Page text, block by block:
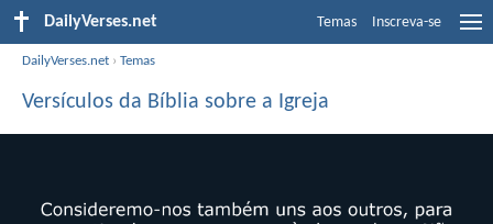
DailyVerses.net Temas Inscreva-se
DailyVerses.net ›Temas
Versículos da Bíblia sobre a Igreja